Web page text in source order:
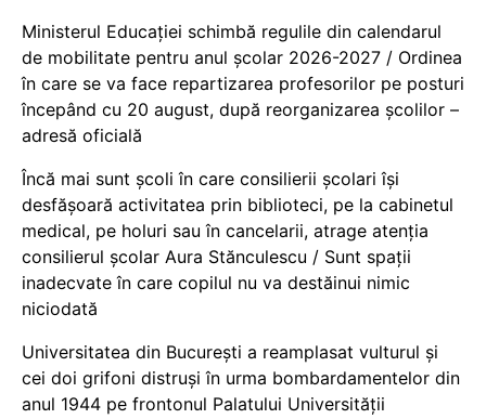
Ministerul Educației schimbă regulile din calendarul
de mobilitate pentru anul școlar 2026-2027 / Ordinea
în care se va face repartizarea profesorilor pe posturi
începând cu 20 august, după reorganizarea școlilor –
adresă oficială
Încă mai sunt școli în care consilierii școlari își
desfășoară activitatea prin biblioteci, pe la cabinetul
medical, pe holuri sau în cancelarii, atrage atenția
consilierul școlar Aura Stănculescu / Sunt spații
inadecvate în care copilul nu va destăinui nimic
niciodată
Universitatea din București a reamplasat vulturul și
cei doi grifoni distruși în urma bombardamentelor din
anul 1944 pe frontonul Palatului Universității